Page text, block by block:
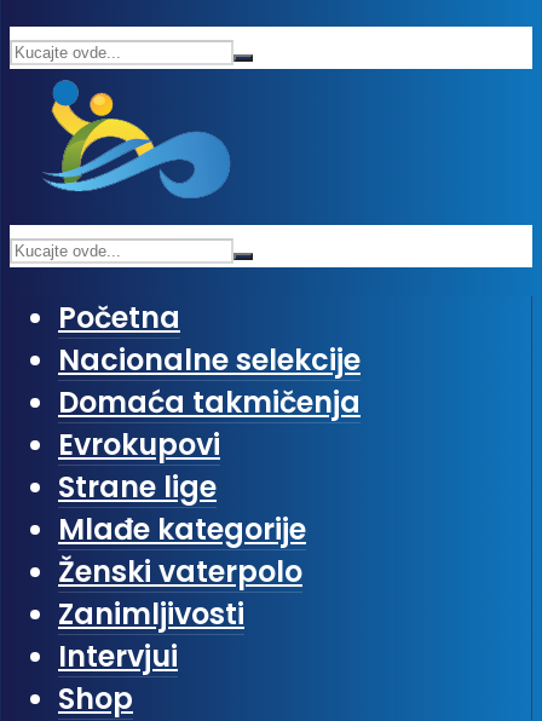
Početna
Nacionalne selekcije
Domaća takmičenja
Evrokupovi
Strane lige
Mlađe kategorije
Ženski vaterpolo
Zanimljivosti
Intervjui
Shop